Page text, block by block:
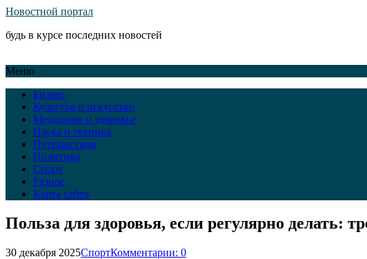
Новостной портал
будь в курсе последних новостей
Меню
Бизнес
Культура и искусство
Медицина и здоровье
Наука и техника
Путешествия
Политика
Спорт
Разное
Карта сайта
Польза для здоровья, если регулярно делать:
30 декабря 2025СпортКомментарии: 0